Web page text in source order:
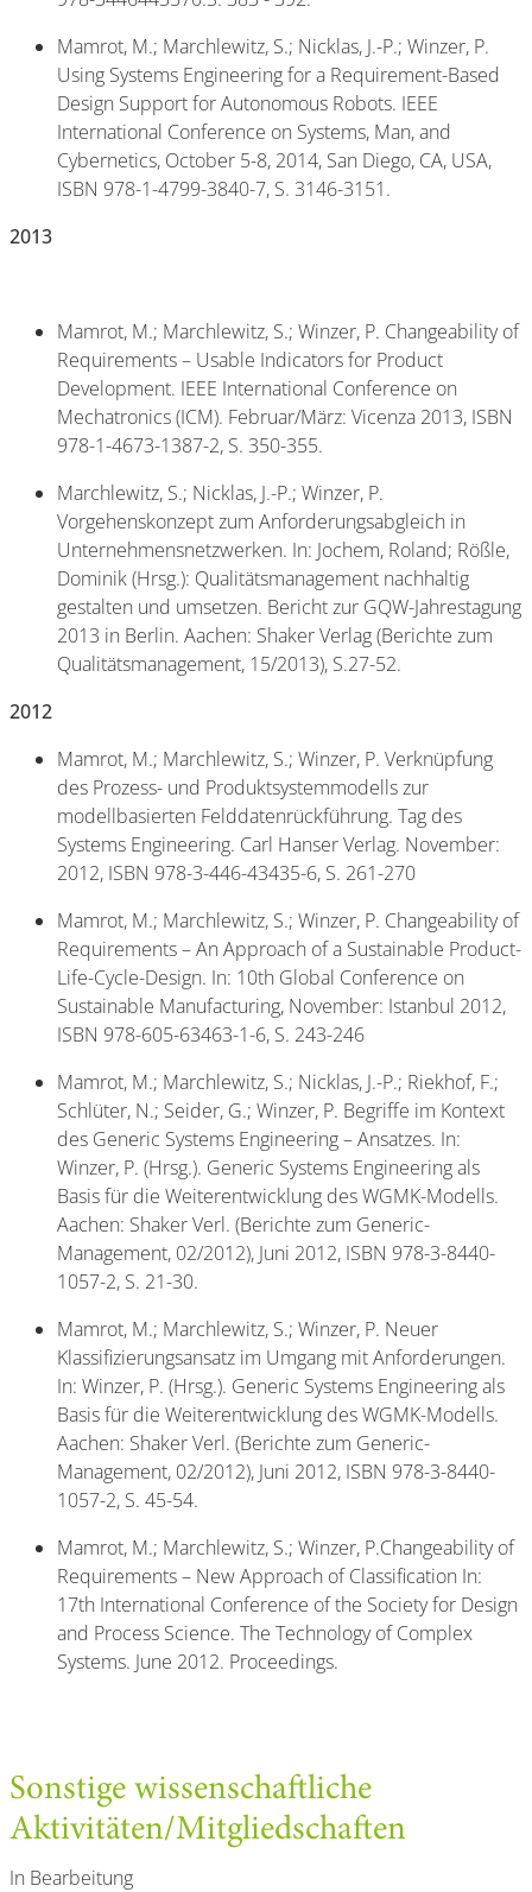
Mamrot, M.; Marchlewitz, S.; Nicklas, J.-P.; Winzer, P.
Using Systems Engineering for a Requirement-Based
Design Support for Autonomous Robots. IEEE
International Conference on Systems, Man, and
Cybernetics, October 5-8, 2014, San Diego, CA, USA,
ISBN 978-1-4799-3840-7, S. 3146-3151.
2013
Mamrot, M.; Marchlewitz, S.; Winzer, P. Changeability of
Requirements – Usable Indicators for Product
Development. IEEE International Conference on
Mechatronics (ICM). Februar/März: Vicenza 2013, ISBN
978-1-4673-1387-2, S. 350-355.
Marchlewitz, S.; Nicklas, J.-P.; Winzer, P.
Vorgehenskonzept zum Anforderungsabgleich in
Unternehmensnetzwerken. In: Jochem, Roland; Rößle,
Dominik (Hrsg.): Qualitätsmanagement nachhaltig
gestalten und umsetzen. Bericht zur GQW-Jahrestagung
2013 in Berlin. Aachen: Shaker Verlag (Berichte zum
Qualitätsmanagement, 15/2013), S.27-52.
2012
Mamrot, M.; Marchlewitz, S.; Winzer, P. Verknüpfung
des Prozess- und Produktsystemmodells zur
modellbasierten Felddatenrückführung. Tag des
Systems Engineering. Carl Hanser Verlag. November:
2012, ISBN 978-3-446-43435-6, S. 261-270
Mamrot, M.; Marchlewitz, S.; Winzer, P. Changeability of
Requirements – An Approach of a Sustainable Product-
Life-Cycle-Design. In: 10th Global Conference on
Sustainable Manufacturing, November: Istanbul 2012,
ISBN 978-605-63463-1-6, S. 243-246
Mamrot, M.; Marchlewitz, S.; Nicklas, J.-P.; Riekhof, F.;
Schlüter, N.; Seider, G.; Winzer, P. Begriffe im Kontext
des Generic Systems Engineering – Ansatzes. In:
Winzer, P. (Hrsg.). Generic Systems Engineering als
Basis für die Weiterentwicklung des WGMK-Modells.
Aachen: Shaker Verl. (Berichte zum Generic-
Management, 02/2012), Juni 2012, ISBN 978-3-8440-
1057-2, S. 21-30.
Mamrot, M.; Marchlewitz, S.; Winzer, P. Neuer
Klassifizierungsansatz im Umgang mit Anforderungen.
In: Winzer, P. (Hrsg.). Generic Systems Engineering als
Basis für die Weiterentwicklung des WGMK-Modells.
Aachen: Shaker Verl. (Berichte zum Generic-
Management, 02/2012), Juni 2012, ISBN 978-3-8440-
1057-2, S. 45-54.
Mamrot, M.; Marchlewitz, S.; Winzer, P.Changeability of
Requirements – New Approach of Classification In:
17th International Conference of the Society for Design
and Process Science. The Technology of Complex
Systems. June 2012. Proceedings.
Sonstige wissenschaftliche
Aktivitäten/Mitgliedschaften
In Bearbeitung